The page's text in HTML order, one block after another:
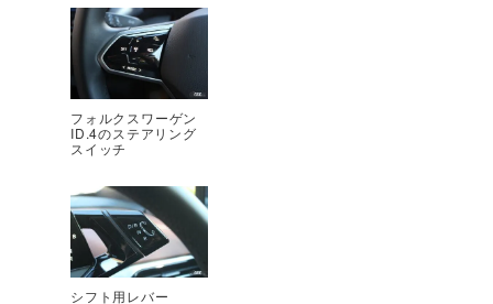
フォルクスワーゲン
ID.4のステアリング
スイッチ
シフト用レバー